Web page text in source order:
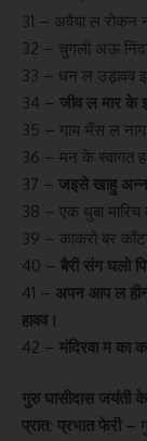
31 – अवैया ल रोकन
32 – चुगली अऊ
33 – धन ल उड़ावव
34 – जीव ल मार के
35 – गाय भैंस ल
36 – मन के स्वागत
37 – जइसे खाहु अन्न
38 – एक धुबा मारिच
39 – काकरो बर
40 – बैरी संग घलो
41 – अपन आप ल
हावव।
42 – मंदिरवा म का
गुरु घासीदास जयंती
प्रात: प्रभात फेरी –